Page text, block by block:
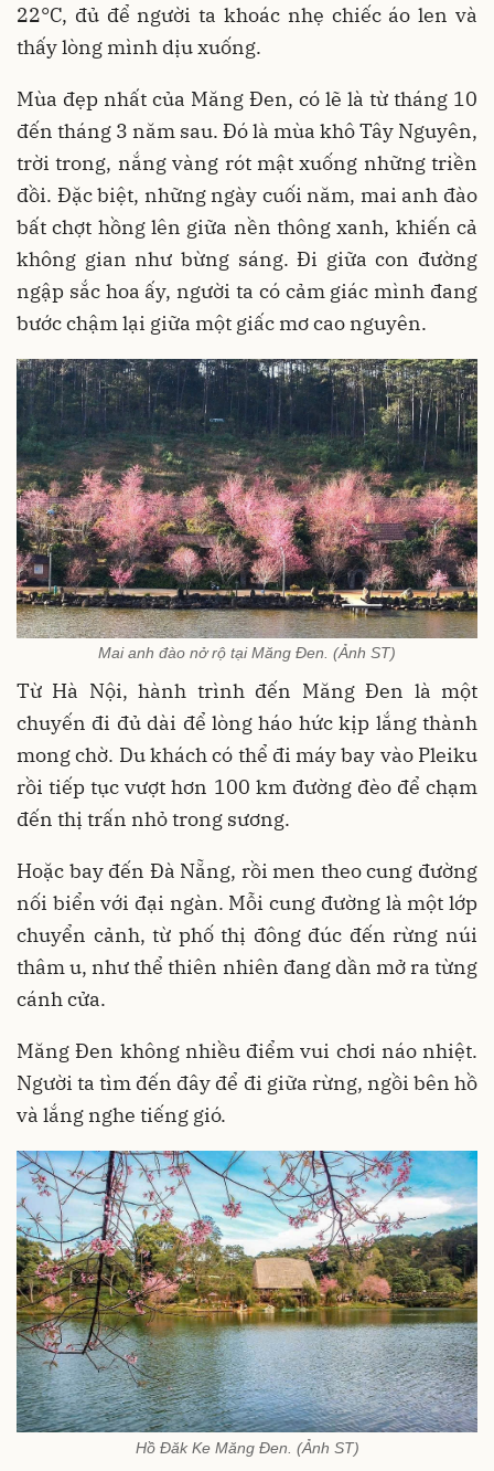
22°C, đủ để người ta khoác nhẹ chiếc áo len và
thấy lòng mình dịu xuống.
Mùa đẹp nhất của Măng Đen, có lẽ là từ tháng 10
đến tháng 3 năm sau. Đó là mùa khô Tây Nguyên,
trời trong, nắng vàng rót mật xuống những triền
đồi. Đặc biệt, những ngày cuối năm, mai anh đào
bất chợt hồng lên giữa nền thông xanh, khiến cả
không gian như bừng sáng. Đi giữa con đường
ngập sắc hoa ấy, người ta có cảm giác mình đang
bước chậm lại giữa một giấc mơ cao nguyên.
Mai anh đào nở rộ tại Măng Đen. (Ảnh ST)
Từ Hà Nội, hành trình đến Măng Đen là một
chuyến đi đủ dài để lòng háo hức kịp lắng thành
mong chờ. Du khách có thể đi máy bay vào Pleiku
rồi tiếp tục vượt hơn 100 km đường đèo để chạm
đến thị trấn nhỏ trong sương.
Hoặc bay đến Đà Nẵng, rồi men theo cung đường
nối biển với đại ngàn. Mỗi cung đường là một lớp
chuyển cảnh, từ phố thị đông đúc đến rừng núi
thâm u, như thể thiên nhiên đang dần mở ra từng
cánh cửa.
Măng Đen không nhiều điểm vui chơi náo nhiệt.
Người ta tìm đến đây để đi giữa rừng, ngồi bên hồ
và lắng nghe tiếng gió.
Hồ Đăk Ke Măng Đen. (Ảnh ST)